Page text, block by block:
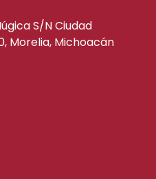
S/N Ciudad
Morelia, Michoacán